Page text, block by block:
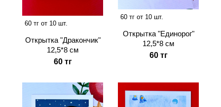
60 тг от 10 шт.
Открытка "Дракончик"
12,5*8 см
60 тг
60 тг от 10 шт.
Открытка "Единорог"
12,5*8 см
60 тг